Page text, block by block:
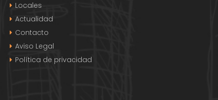
Locales
Actualidad
Contacto
Aviso Legal
Política de privacidad